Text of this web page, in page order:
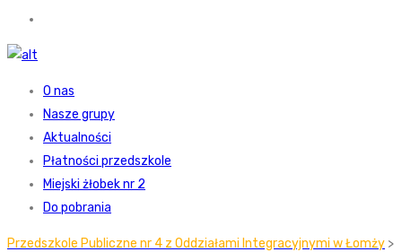
O nas
Nasze grupy
Aktualności
Płatności przedszkole
Miejski żłobek nr 2
Do pobrania
Przedszkole Publiczne nr 4 z Oddziałami Integracyjnymi w Łomży >